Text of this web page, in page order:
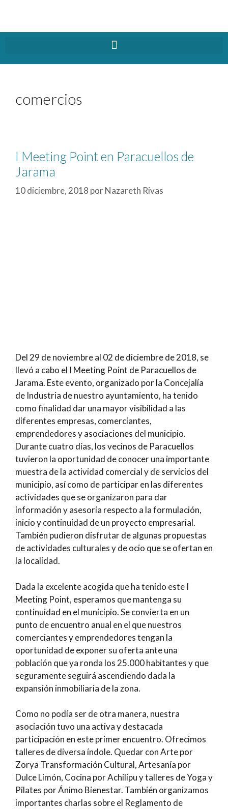
comercios
I Meeting Point en Paracuellos de
Jarama
10 diciembre, 2018 porNazareth Rivas
Del 29 de noviembre al 02 de diciembre de 2018, se
llevó a cabo el I Meeting Point de Paracuellos de
Jarama. Este evento, organizado por la Concejalía
de Industria de nuestro ayuntamiento, ha tenido
como finalidad dar una mayor visibilidad a las
diferentes empresas, comerciantes,
emprendedores y asociaciones del municipio.
Durante cuatro días, los vecinos de Paracuellos
tuvieron la oportunidad de conocer una importante
muestra de la actividad comercial y de servicios del
municipio, así como de participar en las diferentes
actividades que se organizaron para dar
información y asesoría respecto a la formulación,
inicio y continuidad de un proyecto empresarial.
También pudieron disfrutar de algunas propuestas
de actividades culturales y de ocio que se ofertan en
la localidad.
Dada la excelente acogida que ha tenido este I
Meeting Point, esperamos que mantenga su
continuidad en el municipio. Se convierta en un
punto de encuentro anual en el que nuestros
comerciantes y emprendedores tengan la
oportunidad de exponer su oferta ante una
población que ya ronda los 25.000 habitantes y que
seguramente seguirá ascendiendo dada la
expansión inmobiliaria de la zona.
Como no podía ser de otra manera, nuestra
asociación tuvo una activa y destacada
participación en este primer encuentro. Ofrecimos
talleres de diversa índole. Quedar con Arte por
Zorya Transformación Cultural, Artesanía por
Dulce Limón, Cocina por Achilipu y talleres de Yoga y
Pilates por Ánimo Bienestar. También organizamos
importantes charlas sobre el Reglamento de